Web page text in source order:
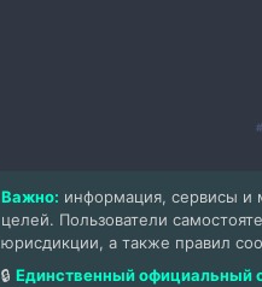
Важно: информация, сервисы и
целей. Пользователи
юрисдикции, а также правил
🔒 Единственный официальный